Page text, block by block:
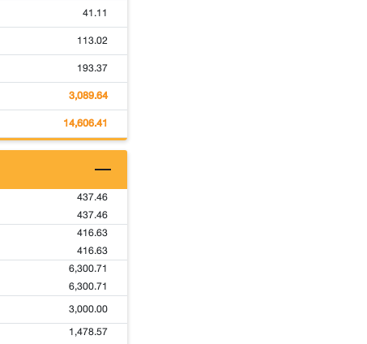
41.11
113.02
193.37
3,089.64
14,606.41
437.46
437.46
416.63
416.63
6,300.71
6,300.71
3,000.00
1,478.57